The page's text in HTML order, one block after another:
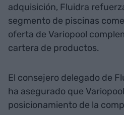
adquisición, Fluidra
segmento de piscinas
oferta de Variopool
cartera de productos.
El consejero delegado de
ha asegurado que
posicionamiento de la